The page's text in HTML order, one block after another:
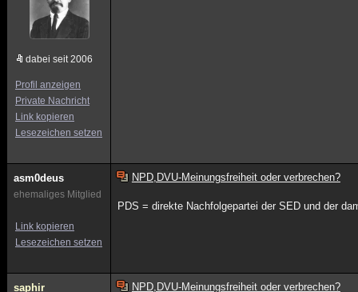
dabei seit 2006
Profil anzeigen
Private Nachricht
Link kopieren
Lesezeichen setzen
asm0deus
ehemaliges Mitglied
Link kopieren
Lesezeichen setzen
NPD,DVU-Meinungsfreiheit oder verbrechen?
PDS = direkte Nachfolgepartei der SED und der
saphir NPD,DVU-Meinungsfreiheit oder verbrechen?